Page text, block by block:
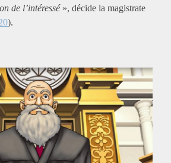
de l’intéressé », décide la magistrate
).